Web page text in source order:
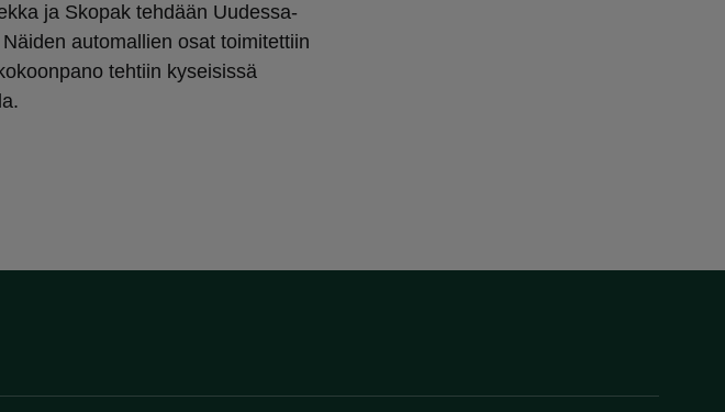
ja Skopak tehdään Uudessa-
automallien osat toimitettiin
tehtiin kyseisissä